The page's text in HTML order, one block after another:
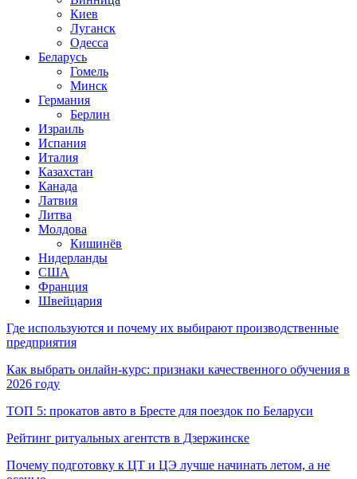
Киев
Луганск
Одесса
Беларусь
Гомель
Минск
Германия
Берлин
Израиль
Испания
Италия
Казахстан
Канада
Латвия
Литва
Молдова
Кишинёв
Нидерланды
США
Франция
Швейцария
Где используются и почему их выбирают производственные
предприятия
Как выбрать онлайн-курс: признаки качественного обучения в
2026 году
ТОП 5: прокатов авто в Бресте для поездок по Беларуси
Рейтинг ритуальных агентств в Дзержинске
Почему подготовку к ЦТ и ЦЭ лучше начинать летом, а не